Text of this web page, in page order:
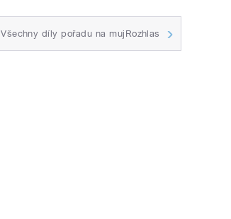
Všechny díly pořadu na mujRozhlas